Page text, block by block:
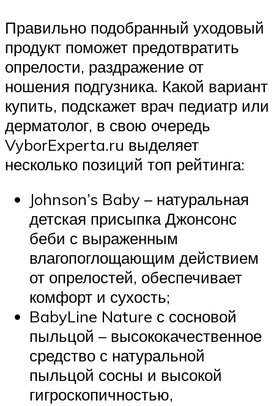
Правильно подобранный уходовый
продукт поможет предотвратить
опрелости, раздражение от
ношения подгузника. Какой вариант
купить, подскажет врач педиатр или
дерматолог, в свою очередь
VyborExperta.ru выделяет
несколько позиций топ рейтинга:
Johnson’s Baby – натуральная
детская присыпка Джонсонс
беби с выраженным
влагопоглощающим действием
от опрелостей, обеспечивает
комфорт и сухость;
BabyLine Nature с сосновой
пыльцой – высококачественное
средство с натуральной
пыльцой сосны и высокой
гигроскопичностью,